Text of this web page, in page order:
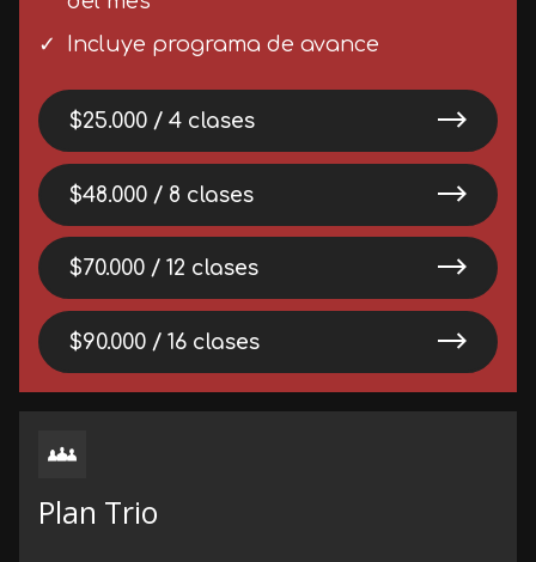
Incluye programa de avance
$25.000 / 4 clases
$48.000 / 8 clases
$70.000 / 12 clases
$90.000 / 16 clases
Plan Trio